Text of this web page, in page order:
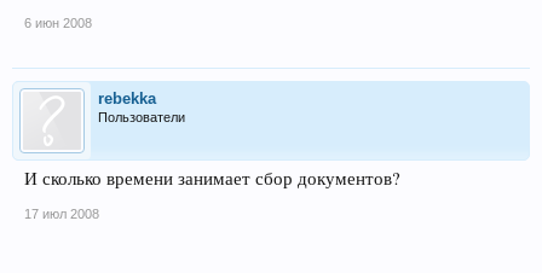
6 июн 2008
rebekka
Пользователи
И сколько времени занимает сбор документов?
17 июл 2008